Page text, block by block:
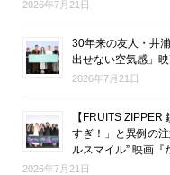
2026年7月21日
30年来の友人・井
出せない空気感」
2026年7月21日
【FRUITS
すぎ！」と異例の
ルスマイル” 映画
2026年7月21日